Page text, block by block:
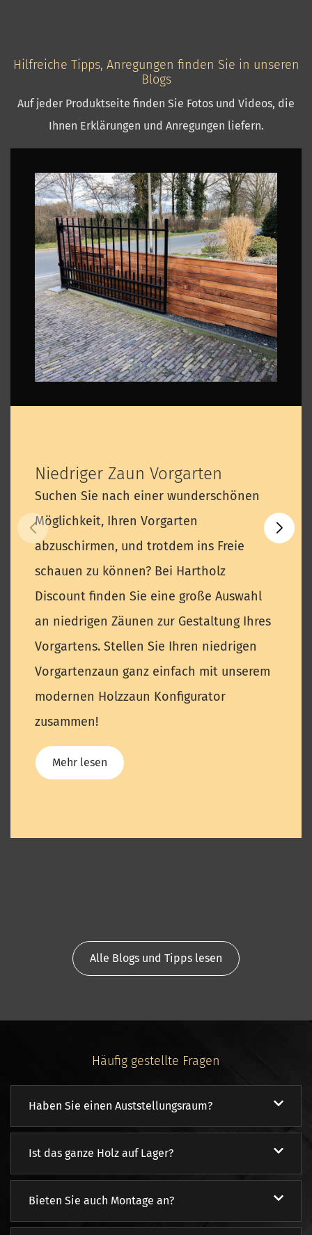
Hilfreiche Tipps, Anregungen finden Sie in unseren
Blogs
Auf jeder Produktseite finden Sie Fotos und Videos, die
Ihnen Erklärungen und Anregungen liefern.
Niedriger Zaun Vorgarten
Suchen Sie nach einer wunderschönen
Möglichkeit, Ihren Vorgarten
abzuschirmen, und trotdem ins Freie
schauen zu können? Bei Hartholz
Discount finden Sie eine große Auswahl
an niedrigen Zäunen zur Gestaltung Ihres
Vorgartens. Stellen Sie Ihren niedrigen
Vorgartenzaun ganz einfach mit unserem
modernen Holzzaun Konfigurator
zusammen!
Mehr lesen
Alle Blogs und Tipps lesen
Häufig gestellte Fragen
Haben Sie einen Auststellungsraum?
Ist das ganze Holz auf Lager?
Bieten Sie auch Montage an?